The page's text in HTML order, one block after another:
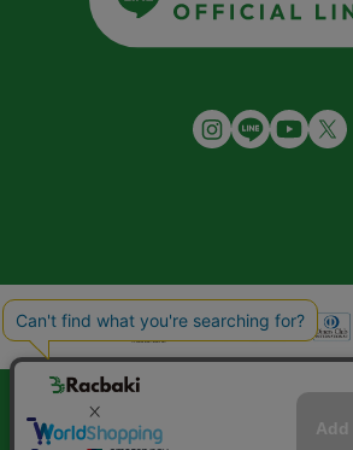
FAQ 交換について